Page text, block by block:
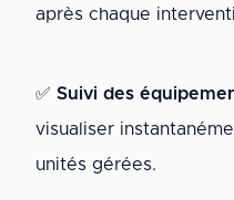
après chaque
✅ Suivi des
visualiser
unités gérées.